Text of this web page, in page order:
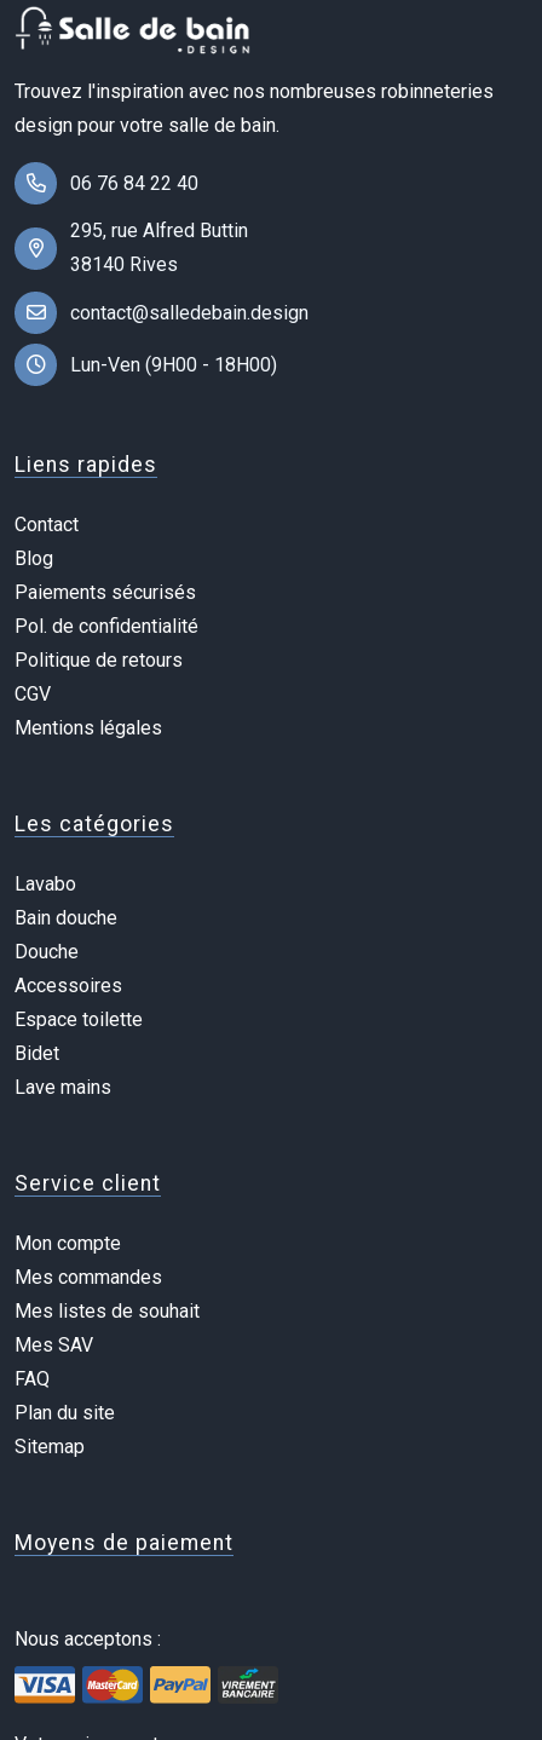
Trouvez l'inspiration avec nos nombreuses robinneteries
design pour votre salle de bain.
06 76 84 22 40
295, rue Alfred Buttin
38140 Rives
contact@salledebain.design
Lun-Ven (9H00 - 18H00)
Liens rapides
Contact
Blog
Paiements sécurisés
Pol. de confidentialité
Politique de retours
CGV
Mentions légales
Les catégories
Lavabo
Bain douche
Douche
Accessoires
Espace toilette
Bidet
Lave mains
Service client
Mon compte
Mes commandes
Mes listes de souhait
Mes SAV
FAQ
Plan du site
Sitemap
Moyens de paiement
Nous acceptons :